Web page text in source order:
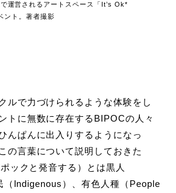
運営されるアートスペース「It’s Ok*
ント。著者撮影
ルで力づけられるような体験をし
トに無数に存在するBIPOCの人々
んぱんに出入りするようになっ
の言葉について説明しておきた
ックと発音する）とは黒人
（Indigenous）、有色人種（People